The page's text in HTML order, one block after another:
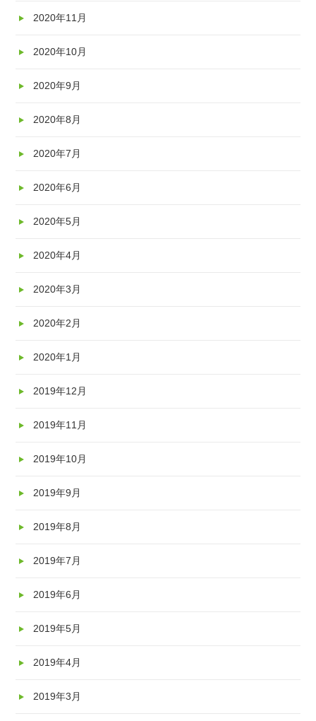
2020年11月
2020年10月
2020年9月
2020年8月
2020年7月
2020年6月
2020年5月
2020年4月
2020年3月
2020年2月
2020年1月
2019年12月
2019年11月
2019年10月
2019年9月
2019年8月
2019年7月
2019年6月
2019年5月
2019年4月
2019年3月